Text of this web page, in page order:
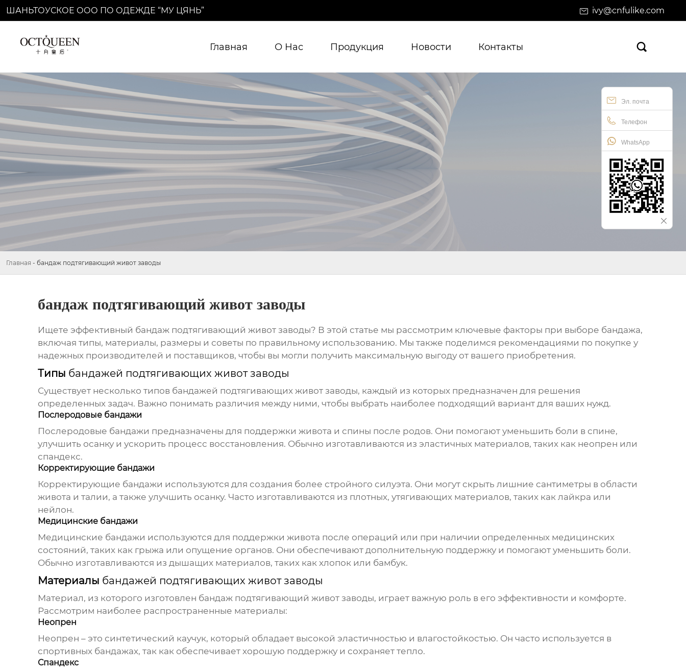
ШАНЬТОУСКОЕ ООО ПО ОДЕЖДЕ “МУ ЦЯНЬ” ivy@cnfulike.com
Главная О Нас Продукция Новости Контакты 
Эл. почта
Телефон
WhatsApp
Главная - бандаж подтягивающий живот заводы
бандаж подтягивающий живот заводы
Ищете эффективный бандаж подтягивающий живот заводы? В этой статье мы рассмотрим ключевые факторы при выборе бандажа,
включая типы, материалы, размеры и советы по правильному использованию. Мы также поделимся рекомендациями по покупке у
надежных производителей и поставщиков, чтобы вы могли получить максимальную выгоду от вашего приобретения.
Типы бандажей подтягивающих живот заводы
Существует несколько типов бандажей подтягивающих живот заводы, каждый из которых предназначен для решения
определенных задач. Важно понимать различия между ними, чтобы выбрать наиболее подходящий вариант для ваших нужд.
Послеродовые бандажи
Послеродовые бандажи предназначены для поддержки живота и спины после родов. Они помогают уменьшить боли в спине,
улучшить осанку и ускорить процесс восстановления. Обычно изготавливаются из эластичных материалов, таких как неопрен или
спандекс.
Корректирующие бандажи
Корректирующие бандажи используются для создания более стройного силуэта. Они могут скрыть лишние сантиметры в области
живота и талии, а также улучшить осанку. Часто изготавливаются из плотных, утягивающих материалов, таких как лайкра или
нейлон.
Медицинские бандажи
Медицинские бандажи используются для поддержки живота после операций или при наличии определенных медицинских
состояний, таких как грыжа или опущение органов. Они обеспечивают дополнительную поддержку и помогают уменьшить боли.
Обычно изготавливаются из дышащих материалов, таких как хлопок или бамбук.
Материалы бандажей подтягивающих живот заводы
Материал, из которого изготовлен бандаж подтягивающий живот заводы, играет важную роль в его эффективности и комфорте.
Рассмотрим наиболее распространенные материалы:
Неопрен
Неопрен – это синтетический каучук, который обладает высокой эластичностью и влагостойкостью. Он часто используется в
спортивных бандажах, так как обеспечивает хорошую поддержку и сохраняет тепло.
Спандекс